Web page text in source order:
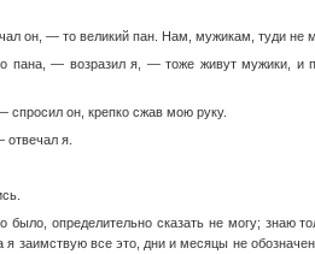
он, — то великий пан. Нам, мужикам, туди не
пана, — возразил я, — тоже живут мужики, и
он, крепко сжав мою руку.
я.
было, определительно сказать не могу; знаю
я заимствую все это, дни и месяцы не